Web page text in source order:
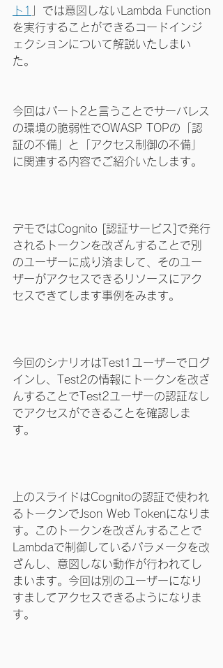
ト1
」では意図しないLambda Function
を実行することができるコードインジ
ェクションについて解説いたしまい
た。
今回はパート2と言うことでサーバレス
の環境の脆弱性でOWASP TOPの「認
証の不備」と「アクセス制御の不備」
に関連する内容でご紹介いたします。
デモではCognito [認証サービス]で発行
されるトークンを改ざんすることで別
のユーザーに成り済まして、そのユー
ザーがアクセスできるリソースにアク
セスできてします事例をみます。
今回のシナリオはTest1ユーザーでログ
インし、Test2の情報にトークンを改ざ
んすることでTest2ユーザーの認証なし
でアクセスができることを確認しま
す。
上のスライドはCognitoの認証で使われ
るトークンでJson Web Tokenになりま
す。このトークンを改ざんすることで
Lambdaで制御しているパラメータを改
ざんし、意図しない動作が行われてし
まいます。今回は別のユーザーになり
すましてアクセスできるようになりま
す。